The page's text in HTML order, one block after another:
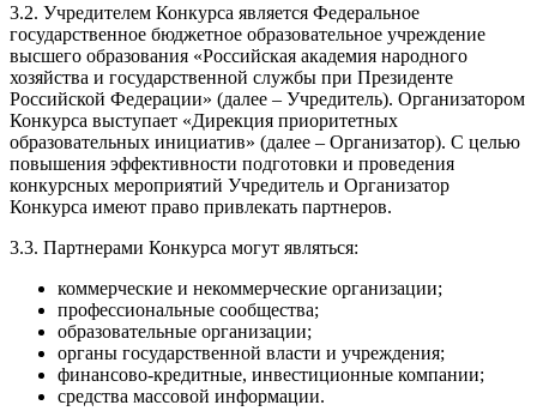
3.2. Учредителем Конкурса является Федеральное
государственное бюджетное образовательное учреждение
высшего образования «Российская академия народного
хозяйства и государственной службы при Президенте
Российской Федерации» (далее – Учредитель). Организатором
Конкурса выступает «Дирекция приоритетных
образовательных инициатив» (далее – Организатор). С целью
повышения эффективности подготовки и проведения
конкурсных мероприятий Учредитель и Организатор
Конкурса имеют право привлекать партнеров.
3.3. Партнерами Конкурса могут являться:
коммерческие и некоммерческие организации;
профессиональные сообщества;
образовательные организации;
органы государственной власти и учреждения;
финансово-кредитные, инвестиционные компании;
средства массовой информации.